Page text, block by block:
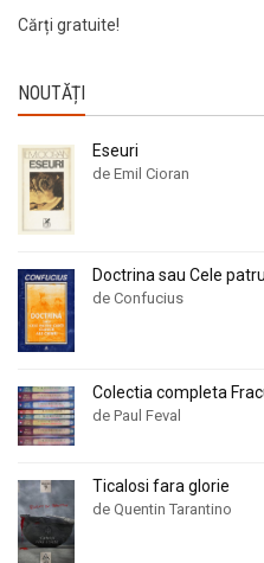
Cărți gratuite!
NOUTĂȚI
Eseuri
de Emil Cioran
Doctrina sau Cele
de Confucius
Colectia completa
de Paul Feval
Ticalosi fara glorie
de Quentin Tarantino